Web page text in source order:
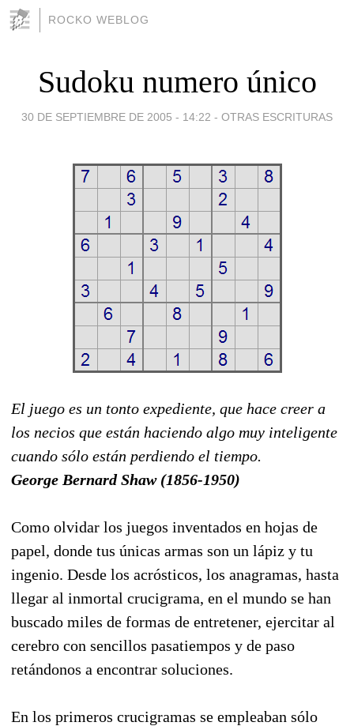
ROCKO WEBLOG
Sudoku numero único
30 DE SEPTIEMBRE DE 2005 - 14:22 - OTRAS ESCRITURAS
El juego es un tonto expediente, que hace creer a
los necios que están haciendo algo muy inteligente
cuando sólo están perdiendo el tiempo.
George Bernard Shaw (1856-1950)
Como olvidar los juegos inventados en hojas de
papel, donde tus únicas armas son un lápiz y tu
ingenio. Desde los acrósticos, los anagramas, hasta
llegar al inmortal crucigrama, en el mundo se han
buscado miles de formas de entretener, ejercitar al
cerebro con sencillos pasatiempos y de paso
retándonos a encontrar soluciones.
En los primeros crucigramas se empleaban sólo